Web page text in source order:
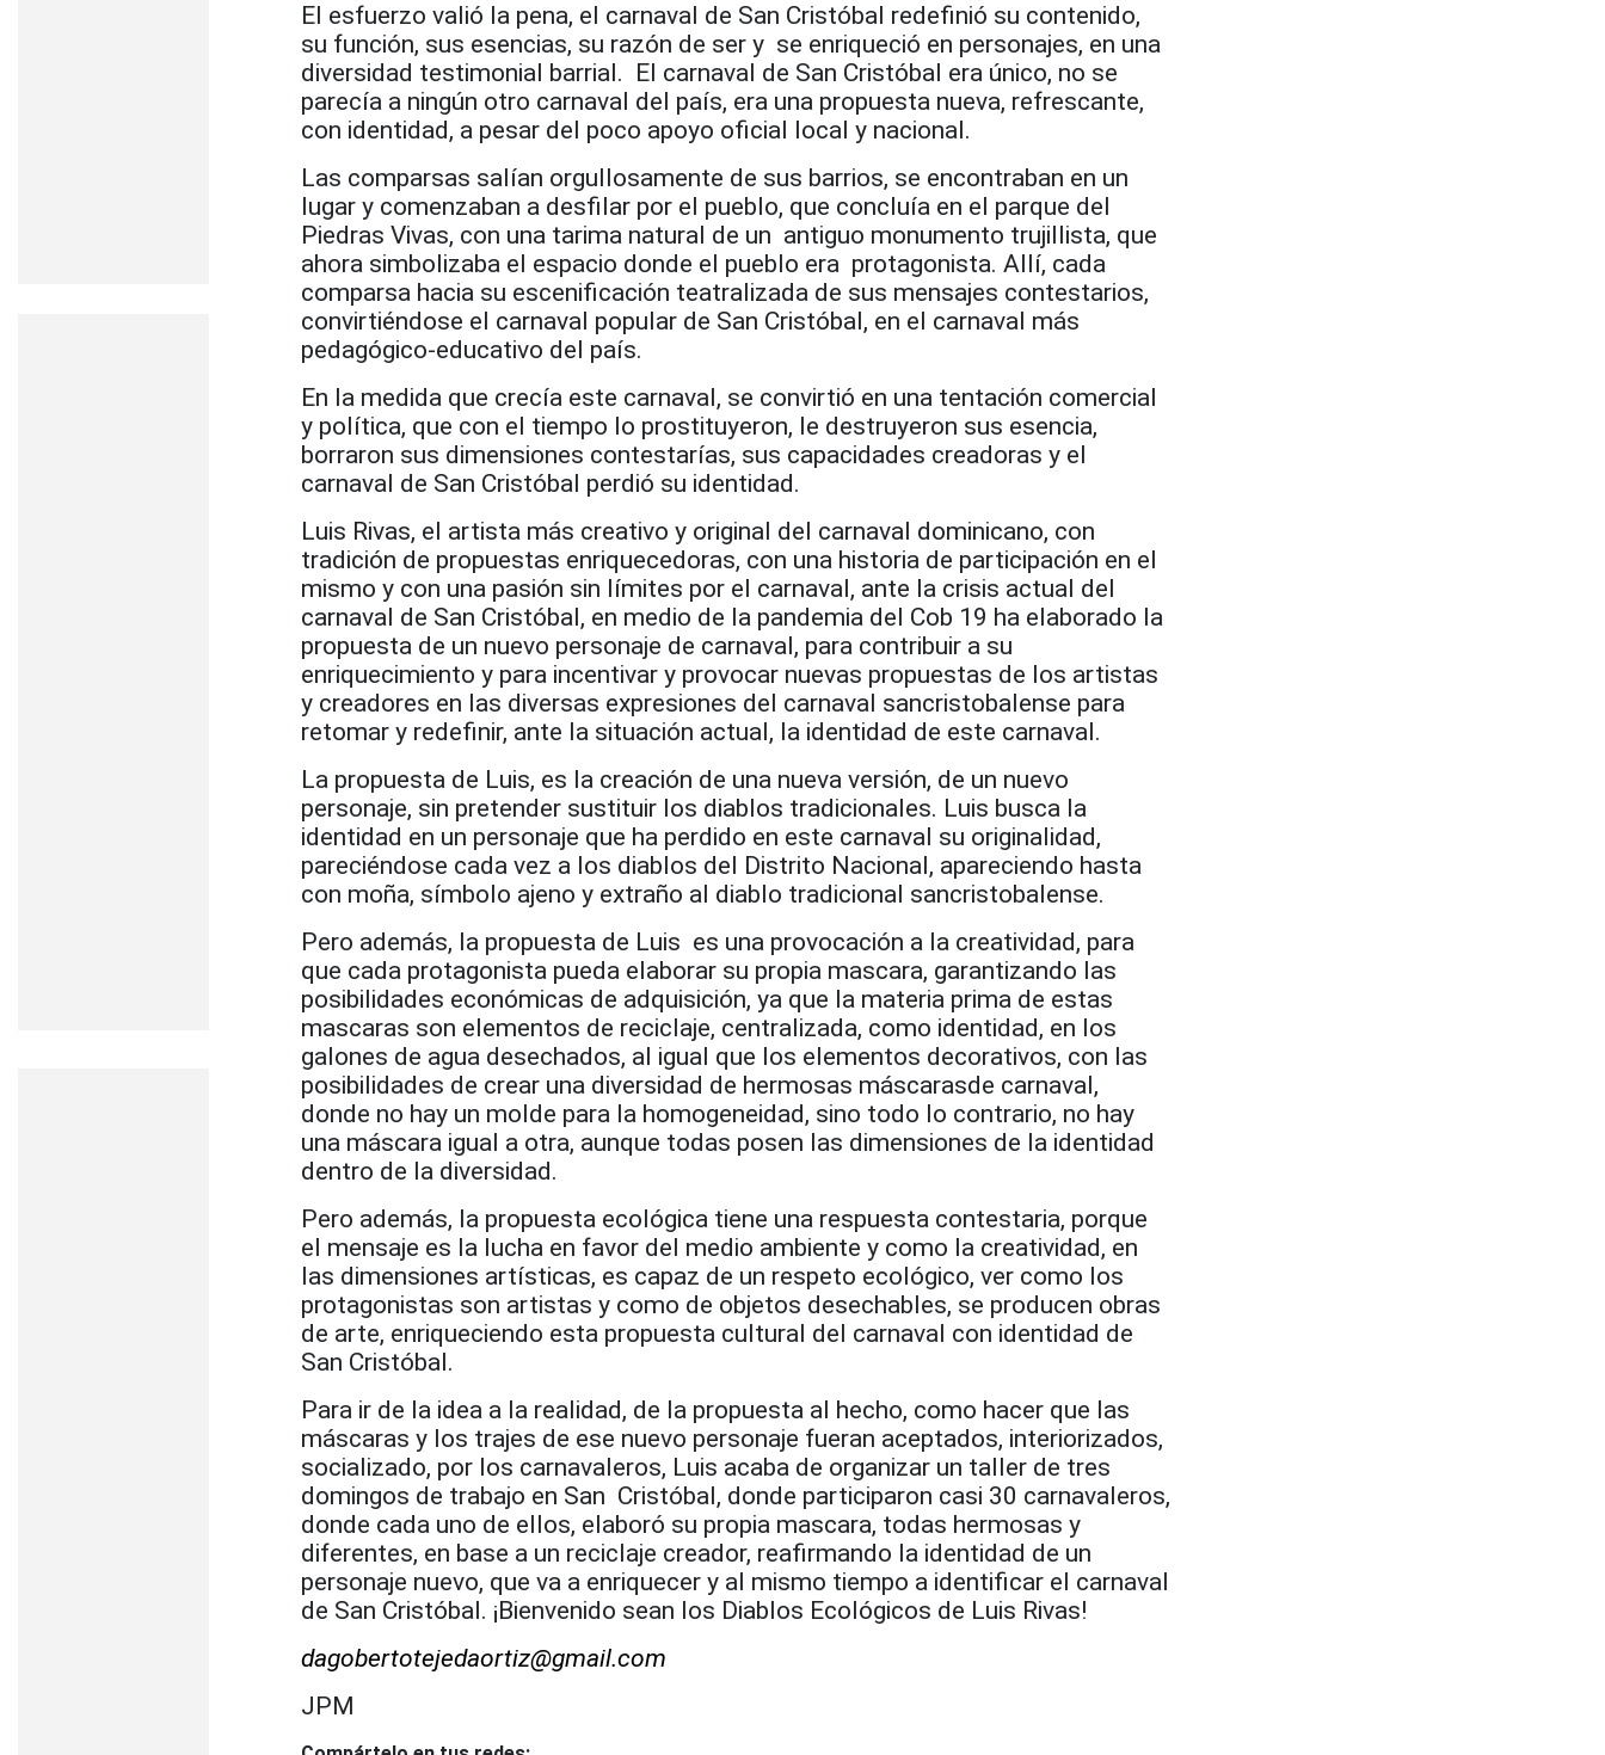
El esfuerzo valió la pena, el carnaval de San Cristóbal redefinió su contenido,
su función, sus esencias, su razón de ser y se enriqueció en personajes, en una
diversidad testimonial barrial. El carnaval de San Cristóbal era único, no se
parecía a ningún otro carnaval del país, era una propuesta nueva, refrescante,
con identidad, a pesar del poco apoyo oficial local y nacional.
Las comparsas salían orgullosamente de sus barrios, se encontraban en un
lugar y comenzaban a desfilar por el pueblo, que concluía en el parque del
Piedras Vivas, con una tarima natural de un antiguo monumento trujillista, que
ahora simbolizaba el espacio donde el pueblo era protagonista. Allí, cada
comparsa hacia su escenificación teatralizada de sus mensajes contestarios,
convirtiéndose el carnaval popular de San Cristóbal, en el carnaval más
pedagógico-educativo del país.
En la medida que crecía este carnaval, se convirtió en una tentación comercial
y política, que con el tiempo lo prostituyeron, le destruyeron sus esencia,
borraron sus dimensiones contestarías, sus capacidades creadoras y el
carnaval de San Cristóbal perdió su identidad.
Luis Rivas, el artista más creativo y original del carnaval dominicano, con
tradición de propuestas enriquecedoras, con una historia de participación en el
mismo y con una pasión sin límites por el carnaval, ante la crisis actual del
carnaval de San Cristóbal, en medio de la pandemia del Cob 19 ha elaborado la
propuesta de un nuevo personaje de carnaval, para contribuir a su
enriquecimiento y para incentivar y provocar nuevas propuestas de los artistas
y creadores en las diversas expresiones del carnaval sancristobalense para
retomar y redefinir, ante la situación actual, la identidad de este carnaval.
La propuesta de Luis, es la creación de una nueva versión, de un nuevo
personaje, sin pretender sustituir los diablos tradicionales. Luis busca la
identidad en un personaje que ha perdido en este carnaval su originalidad,
pareciéndose cada vez a los diablos del Distrito Nacional, apareciendo hasta
con moña, símbolo ajeno y extraño al diablo tradicional sancristobalense.
Pero además, la propuesta de Luis es una provocación a la creatividad, para
que cada protagonista pueda elaborar su propia mascara, garantizando las
posibilidades económicas de adquisición, ya que la materia prima de estas
mascaras son elementos de reciclaje, centralizada, como identidad, en los
galones de agua desechados, al igual que los elementos decorativos, con las
posibilidades de crear una diversidad de hermosas máscarasde carnaval,
donde no hay un molde para la homogeneidad, sino todo lo contrario, no hay
una máscara igual a otra, aunque todas posen las dimensiones de la identidad
dentro de la diversidad.
Pero además, la propuesta ecológica tiene una respuesta contestaria, porque
el mensaje es la lucha en favor del medio ambiente y como la creatividad, en
las dimensiones artísticas, es capaz de un respeto ecológico, ver como los
protagonistas son artistas y como de objetos desechables, se producen obras
de arte, enriqueciendo esta propuesta cultural del carnaval con identidad de
San Cristóbal.
Para ir de la idea a la realidad, de la propuesta al hecho, como hacer que las
máscaras y los trajes de ese nuevo personaje fueran aceptados, interiorizados,
socializado, por los carnavaleros, Luis acaba de organizar un taller de tres
domingos de trabajo en San Cristóbal, donde participaron casi 30 carnavaleros,
donde cada uno de ellos, elaboró su propia mascara, todas hermosas y
diferentes, en base a un reciclaje creador, reafirmando la identidad de un
personaje nuevo, que va a enriquecer y al mismo tiempo a identificar el carnaval
de San Cristóbal. ¡Bienvenido sean los Diablos Ecológicos de Luis Rivas!
dagobertotejedaortiz@gmail.com
JPM